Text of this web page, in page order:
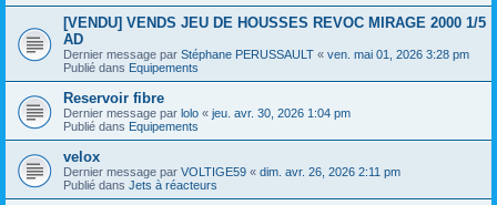
[VENDU] VENDS JEU DE HOUSSES REVOC MIRAGE 2000 1/5
AD
Dernier message par Stéphane PERUSSAULT « ven. mai 01, 2026 3:28 pm
Publié dans Equipements
Reservoir fibre
Dernier message par lolo « jeu. avr. 30, 2026 1:04 pm
Publié dans Equipements
velox
Dernier message par VOLTIGE59 « dim. avr. 26, 2026 2:11 pm
Publié dans Jets à réacteurs